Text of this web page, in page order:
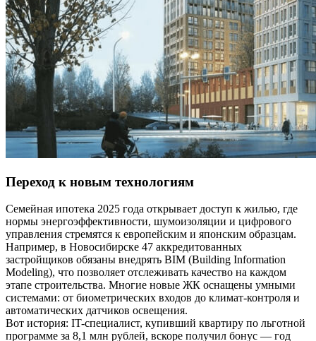
Переход к новым технологиям
Семейная ипотека 2025 года открывает доступ к жилью, где
нормы энергоэффективности, шумоизоляции и цифрового
управления стремятся к европейским и японским образцам.
Например, в Новосибирске 47 аккредитованных
застройщиков обязаны внедрять BIM (Building Information
Modeling), что позволяет отслеживать качество на каждом
этапе строительства. Многие новые ЖК оснащены умными
системами: от биометрических входов до климат-контроля и
автоматических датчиков освещения.
Вот история: IT-специалист, купивший квартиру по льготной
программе за 8,1 млн рублей, вскоре получил бонус — год